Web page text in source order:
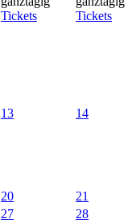
Tickets
Tickets
13 14
20
21
27
28